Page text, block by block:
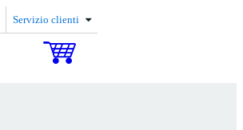
Servizio clienti